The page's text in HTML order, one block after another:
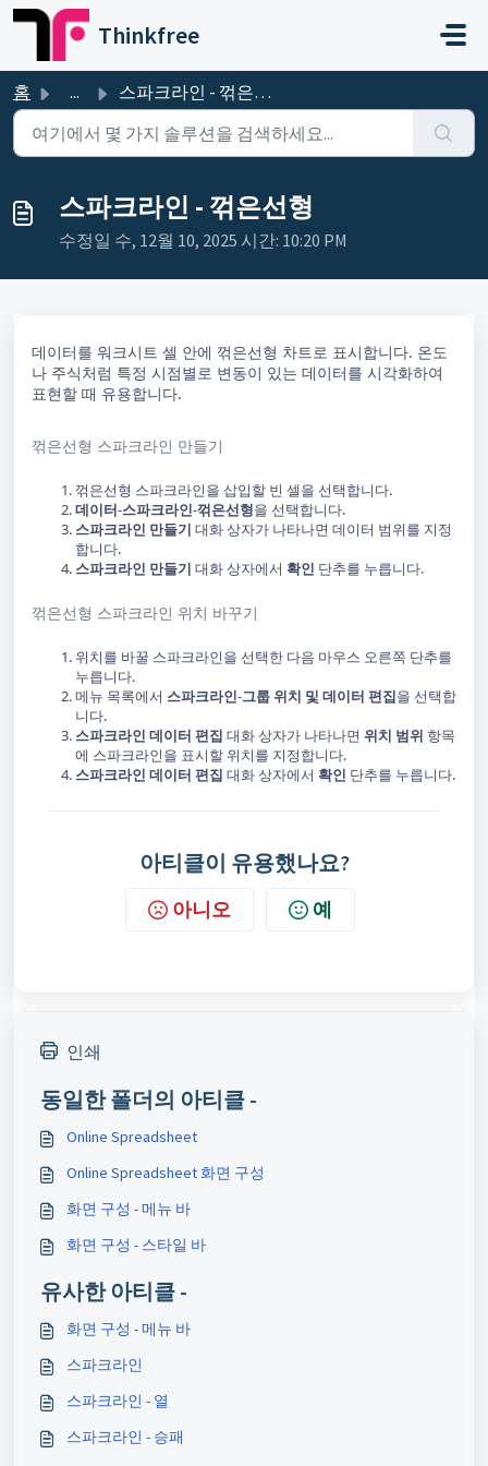
주요 콘텐츠로 건너뛰기
Thinkfree
홈 ... 스파크라인 - 꺾은선형
스파크라인 - 꺾은선형
수정일 수, 12월 10, 2025 시간: 10:20 PM
데이터를 워크시트 셀 안에 꺾은선형 차트로 표시합니다. 온도
나 주식처럼 특정 시점별로 변동이 있는 데이터를 시각화하여
표현할 때 유용합니다.
꺾은선형 스파크라인 만들기
꺾은선형 스파크라인을 삽입할 빈 셀을 선택합니다.
데이터-스파크라인-꺾은선형을 선택합니다.
스파크라인 만들기 대화 상자가 나타나면 데이터 범위를 지정
합니다.
스파크라인 만들기 대화 상자에서 확인 단추를 누릅니다.
꺾은선형 스파크라인 위치 바꾸기
위치를 바꿀 스파크라인을 선택한 다음 마우스 오른쪽 단추를
누릅니다.
메뉴 목록에서 스파크라인-그룹 위치 및 데이터 편집을 선택합
니다.
스파크라인 데이터 편집 대화 상자가 나타나면 위치 범위 항목
에 스파크라인을 표시할 위치를 지정합니다.
스파크라인 데이터 편집 대화 상자에서 확인 단추를 누릅니다.
아티클이 유용했나요?
아니오 예
인쇄
동일한 폴더의 아티클 -
Online Spreadsheet
Online Spreadsheet 화면 구성
화면 구성 - 메뉴 바
화면 구성 - 스타일 바
유사한 아티클 -
화면 구성 - 메뉴 바
스파크라인
스파크라인 - 열
스파크라인 - 승패